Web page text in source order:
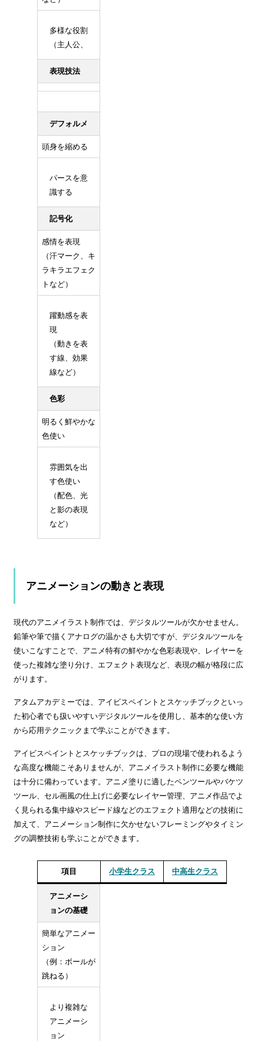
多様な役割
（主人公、
表現技法
デフォルメ
頭身を縮める
パースを意
識する
記号化
感情を表現
（汗マーク、キ
ラキラエフェク
トなど）
躍動感を表
現
（動きを表
す線、効果
線など）
色彩
明るく鮮やかな
色使い
雰囲気を出
す色使い
（配色、光
と影の表現
など）
アニメーションの動きと表現
現代のアニメイラスト制作では、デジタルツールが欠かせません。
鉛筆や筆で描くアナログの温かさも大切ですが、デジタルツールを
使いこなすことで、アニメ特有の鮮やかな色彩表現や、レイヤーを
使った複雑な塗り分け、エフェクト表現など、表現の幅が格段に広
がります。
アタムアカデミーでは、アイビスペイントとスケッチブックといっ
た初心者でも扱いやすいデジタルツールを使用し、基本的な使い方
から応用テクニックまで学ぶことができます。
アイビスペイントとスケッチブックは、プロの現場で使われるよう
な高度な機能こそありませんが、アニメイラスト制作に必要な機能
は十分に備わっています。アニメ塗りに適したペンツールやバケツ
ツール、セル画風の仕上げに必要なレイヤー管理、アニメ作品でよ
く見られる集中線やスピード線などのエフェクト適用などの技術に
加えて、アニメーション制作に欠かせないフレーミングやタイミン
グの調整技術も学ぶことができます。
項目 小学生クラス 中高生クラス
アニメーシ
ョンの基礎
簡単なアニメー
ション
（例：ボールが
跳ねる）
より複雑な
アニメーシ
ョン